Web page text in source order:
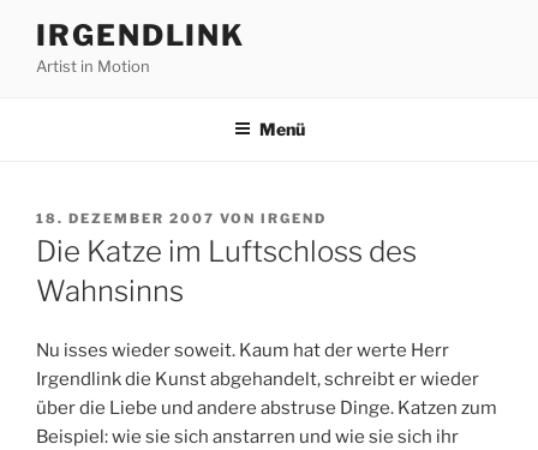
Inhalt
springen
IRGENDLINK
Artist in Motion
Menü
VERÖFFENTLICHT
AM
18. DEZEMBER 2007 VON IRGEND
Die Katze im Luftschloss des
Wahnsinns
Nu isses wieder soweit. Kaum hat der werte Herr
Irgendlink die Kunst abgehandelt, schreibt er wieder
über die Liebe und andere abstruse Dinge. Katzen zum
Beispiel: wie sie sich anstarren und wie sie sich ihr